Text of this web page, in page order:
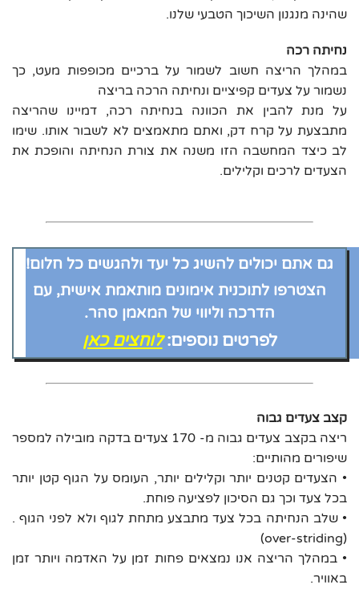
שהינה מנגנון השיכוך הטבעי שלנו.
נחיתה רכה
במהלך הריצה חשוב לשמור על ברכיים מכופפות מעט, כך
נשמור על צעדים קפיציים ונחיתה הרכה בריצה
על מנת להבין את הכוונה בנחיתה רכה, דמיינו שהריצה
מתבצעת על קרח דק, ואתם מתאמצים לא לשבור אותו. שימו
לב כיצד המחשבה הזו משנה את צורת הנחיתה והופכת את
הצעדים לרכים וקלילים.
גם אתם יכולים להשיג כל יעד ולהגשים כל חלום!
הצטרפו לתוכנית אימונים מותאמת אישית, עם
הדרכה וליווי של המאמן סהר.
לפרטים נוספים:לוחצים כאן
קצב צעדים גבוה
ריצה בקצב צעדים גבוה מ- 170 צעדים בדקה מובילה למספר
שיפורים מהותיים:
• הצעדים קטנים יותר וקלילים יותר, העומס על הגוף קטן יותר
בכל צעד וכך גם הסיכון לפציעה פוחת.
• שלב הנחיתה בכל צעד מתבצע מתחת לגוף ולא לפני הגוף .
(over-striding)
• במהלך הריצה אנו נמצאים פחות זמן על האדמה ויותר זמן
באוויר.